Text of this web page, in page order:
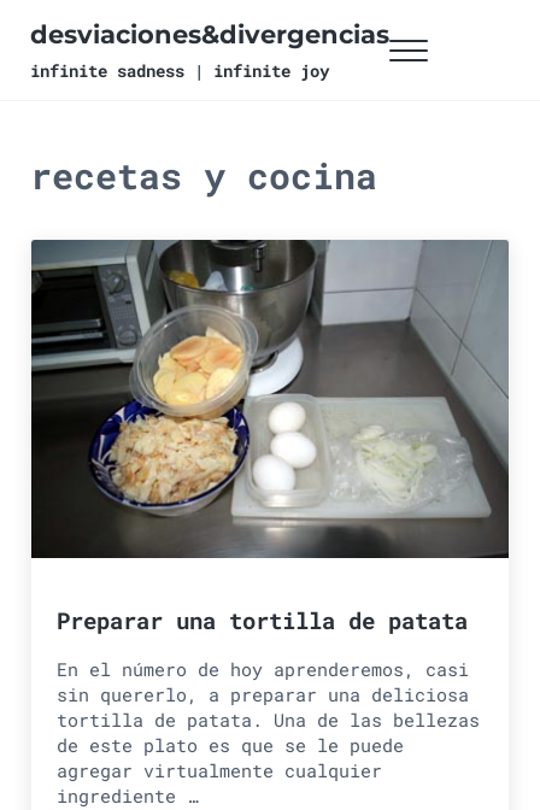
desviaciones&divergencias
infinite sadness | infinite joy Menu
recetas y cocina
Preparar una tortilla de patata
En el número de hoy aprenderemos, casi
sin quererlo, a preparar una deliciosa
tortilla de patata. Una de las bellezas
de este plato es que se le puede
agregar virtualmente cualquier
ingrediente …